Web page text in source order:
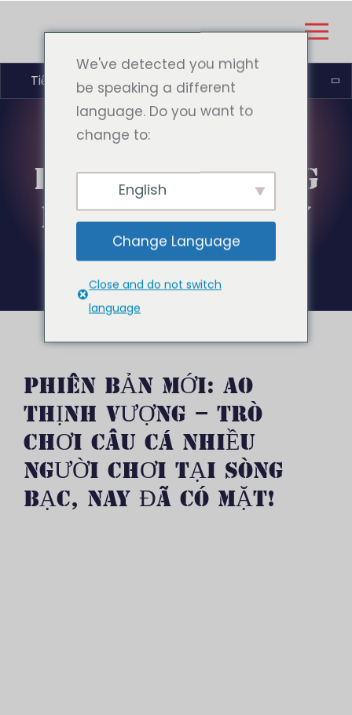
Tiếng Việt
DANH MỤC:THÔNG
BÁO CỦA CÔNG TY
PHIÊN BẢN MỚI: AO
THỊNH VƯỢNG – TRÒ
CHƠI CÂU CÁ NHIỀU
NGƯỜI CHƠI TẠI SÒNG
BẠC, NAY ĐÃ CÓ MẶT!
We've detected you might
be speaking a different
language. Do you want to
change to:
English
Change Language
Close and do not switch
language